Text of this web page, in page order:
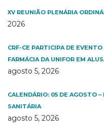
XV REUNIÃO PLENÁRIA
2026
CRF-CE PARTICIPA DE
FARMÁCIA DA UNIFOR EM
agosto 5, 2026
CALENDÁRIO: 05 DE AGOSTO
SANITÁRIA
agosto 5, 2026